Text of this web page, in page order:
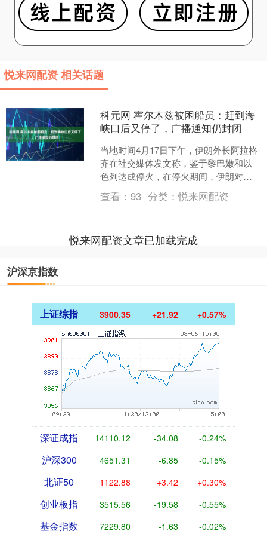
悦来网配资 相关话题
科元网 霍尔木兹被困船员：赶到海
峡口后又停了，广播通知仍封闭
当地时间4月17日下午，伊朗外长阿拉格
齐在社交媒体发文称，鉴于黎巴嫩和以
色列达成停火，在停火期间，伊朗对所
有商船开放霍尔木兹海峡。 美国总统特
朗普随后发文对伊朗....
查看：93 分类：悦来网配资
悦来网配资文章已加载完成
沪深京指数
上证综指 3900.35 +21.92 +0.57%
深证成指 14110.12 -34.08 -0.24%
沪深300 4651.31 -6.85 -0.15%
北证50 1122.88 +3.42 +0.30%
创业板指 3515.56 -19.58 -0.55%
基金指数 7229.80 -1.63 -0.02%